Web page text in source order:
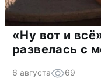
«Ну вот и
развелась с
6 августа 69